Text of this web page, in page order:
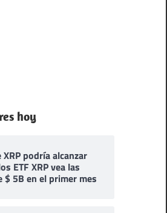
hoy
podría alcanzar
ETF XRP vea las
$ 5B en el primer mes